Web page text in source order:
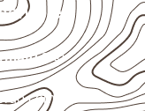
e
são
com as